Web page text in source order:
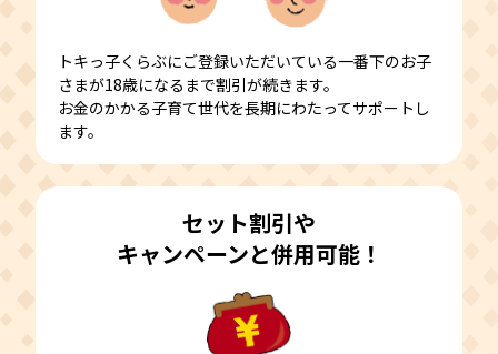
トキっ子くらぶにご登録いただいている一番下のお子
さまが18歳になるまで割引が続きます。
お金のかかる子育て世代を長期にわたってサポートし
ます。
セット割引や
キャンペーンと併用可能！